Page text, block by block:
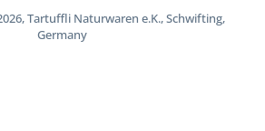
Tartuffli Naturwaren e.K., Schwifting,
Germany